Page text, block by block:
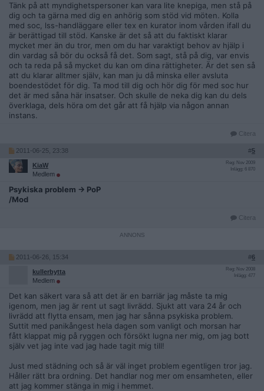
Tänk på att myndighetspersoner kan vara lite knepiga, men stå på
dig och ta gärna med dig en anhörig som stöd vid möten. Kolla
med soc, lss-handläggare eller tex en kurator inom vården ifall du
är berättigad till stöd. Kanske är det så att du faktiskt klarar
mycket mer än du tror, men om du har varaktigt behov av hjälp i
din vardag så bör du också få det. Som sagt, stå på dig, var envis
och ta reda på så mycket du kan om dina rättigheter. Är det sen så
att du klarar alltmer själv, kan man ju då minska eller avsluta
boendestödet för dig. Ta mod till dig och hör dig för med soc hur
det är med såna här insatser. Och skulle de neka dig kan du dels
överklaga, dels höra om det går att få hjälp via någon annan
instans.
Citera
2011-06-25, 23:38 #5
KiaW
Medlem
Reg: Nov 2009
Inlägg: 6 870
Psykiska problem -> PoP
/Mod
Citera
2011-06-26, 15:34 #6
kullerbytta
Medlem
Reg: Nov 2008
Inlägg: 477
Det kan säkert vara så att det är en barriär jag måste ta mig
igenom, men jag är rent ut sagt livrädd. Sjukt att vara 24 år och
livrädd att flytta ensam, men jag har sånna psykiska problem.
Suttit med panikångest hela dagen som vanligt och morsan har
fått klappat mig på ryggen och försökt lugna ner mig, om jag bott
själv vet jag inte vad jag hade tagit mig till!
Just med städning och så är väl inget problem egentligen tror jag.
Håller rätt bra ordning. Det handlar nog mer om ensamheten, eller
att jag kommer stänga in mig i hemmet.